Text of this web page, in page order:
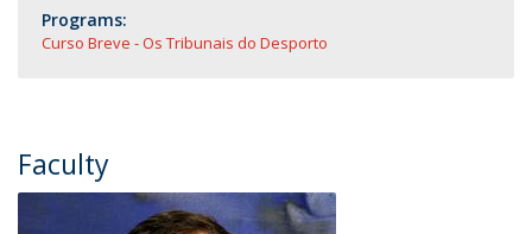
Programs:
Curso Breve - Os Tribunais do Desporto
Faculty